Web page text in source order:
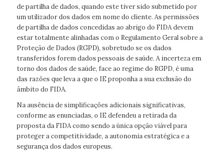
de partilha de dados, quando este tiver sido submetido por
um utilizador dos dados em nome do cliente. As permissões
de partilha de dados concedidas ao abrigo do FIDA devem
estar totalmente alinhadas com o Regulamento Geral sobre a
Proteção de Dados (RGPD), sobretudo se os dados
transferidos forem dados pessoais de saúde. A incerteza em
torno dos dados de saúde, face ao regime do RGPD, é uma
das razões que leva a que o IE proponha a sua exclusão do
âmbito do FIDA.
Na ausência de simplificações adicionais significativas,
conforme as enunciadas, o IE defendeu a retirada da
proposta da FIDA como sendo a única opção viável para
proteger a competitividade, a autonomia estratégica e a
segurança dos dados europeus.